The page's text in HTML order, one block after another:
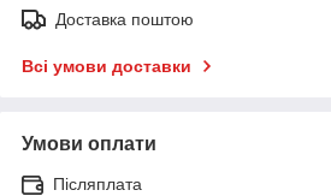
Доставка поштою
Всі умови доставки
Умови оплати
Післяплата